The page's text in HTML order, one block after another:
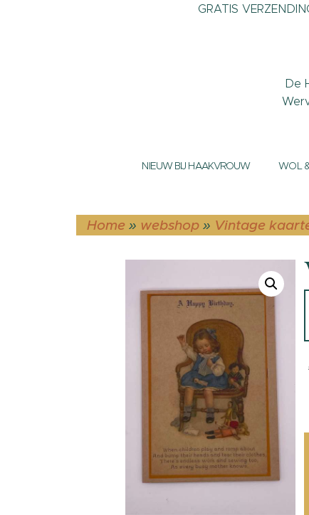
GRATIS
De
NIEUW BIJ HAAKVROUW WOL
Home » webshop » Vintage